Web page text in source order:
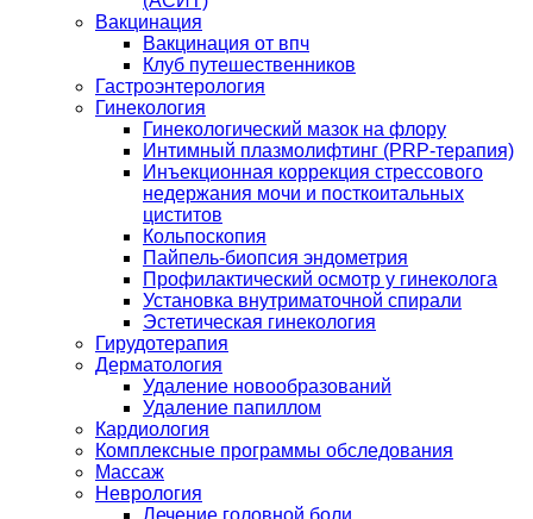
Вакцинация
Вакцинация от впч
Клуб путешественников
Гастроэнтерология
Гинекология
Гинекологический мазок на флору
Интимный плазмолифтинг (PRP-терапия)
Инъекционная коррекция стрессового
недержания мочи и посткоитальных
циститов
Кольпоскопия
Пайпель-биопсия эндометрия
Профилактический осмотр у гинеколога
Установка внутриматочной спирали
Эстетическая гинекология
Гирудотерапия
Дерматология
Удаление новообразований
Удаление папиллом
Кардиология
Комплексные программы обследования
Массаж
Неврология